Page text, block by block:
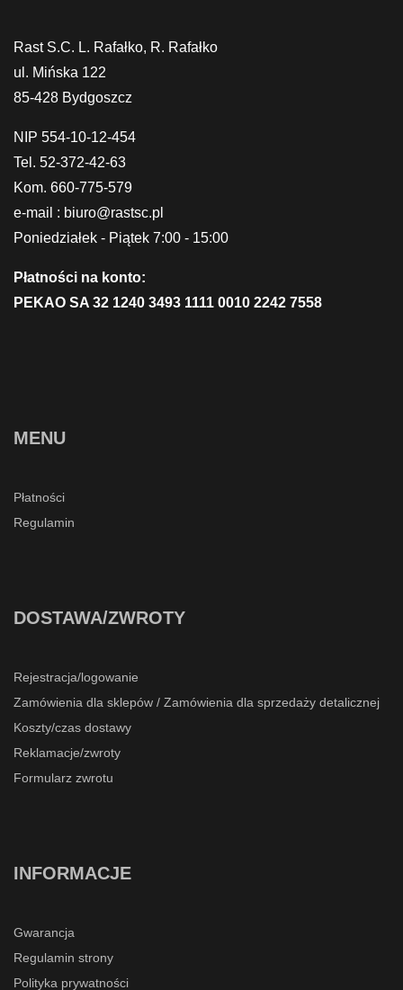
Rast S.C. L. Rafałko, R. Rafałko
ul. Mińska 122
85-428 Bydgoszcz
NIP 554-10-12-454
Tel. 52-372-42-63
Kom. 660-775-579
e-mail : biuro@rastsc.pl
Poniedziałek - Piątek 7:00 - 15:00
Płatności na konto:
PEKAO SA 32 1240 3493 1111 0010 2242 7558
MENU
Płatności
Regulamin
DOSTAWA/ZWROTY
Rejestracja/logowanie
Zamówienia dla sklepów / Zamówienia dla sprzedaży detalicznej
Koszty/czas dostawy
Reklamacje/zwroty
Formularz zwrotu
INFORMACJE
Gwarancja
Regulamin strony
Polityka prywatności